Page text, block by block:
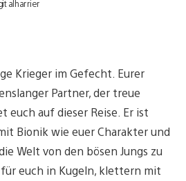
Krieger im Gefecht. Eurer
Partner, der treue
euch auf dieser Reise. Er ist
Bionik wie euer Charakter und
Welt von den bösen Jungs zu
euch in Kugeln, klettern mit